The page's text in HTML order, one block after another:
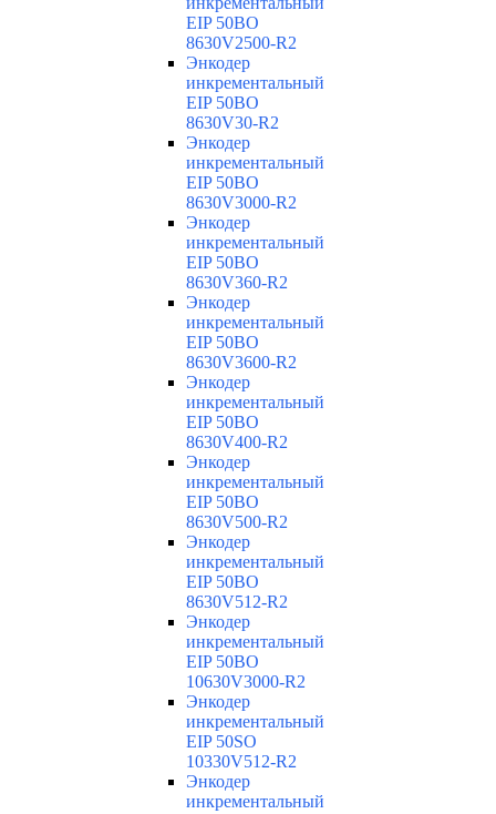
EIP 50BO
8630V2500-R2
Энкодер
инкрементальный
EIP 50BO
8630V30-R2
Энкодер
инкрементальный
EIP 50BO
8630V3000-R2
Энкодер
инкрементальный
EIP 50BO
8630V360-R2
Энкодер
инкрементальный
EIP 50BO
8630V3600-R2
Энкодер
инкрементальный
EIP 50BO
8630V400-R2
Энкодер
инкрементальный
EIP 50BO
8630V500-R2
Энкодер
инкрементальный
EIP 50BO
8630V512-R2
Энкодер
инкрементальный
EIP 50BO
10630V3000-R2
Энкодер
инкрементальный
EIP 50SO
10330V512-R2
Энкодер
инкрементальный